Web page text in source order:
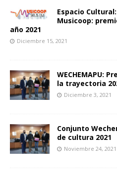
Espacio
Musicoop:
año 2021
Diciembre 15, 2021
WECHEMAPU:
la trayectoria
Diciembre 3, 2021
Conjunto
de cultura 2021
Noviembre 24, 2021